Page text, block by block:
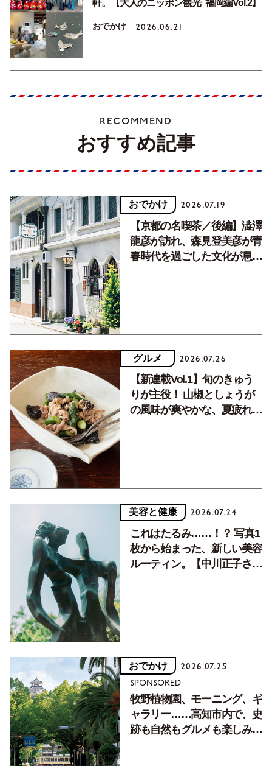
軒。【大人のニッポン観光_福岡編Vol.2】
おでかけ 2026.06.21
RECOMMEND
おすすめ記事
おでかけ 2026.07.19
【京都の名喫茶／後編】澁澤
龍彦が訪れ、森見登美彦が青
春時代を過ごした文化が息づ
グルメ 2026.07.26
【新連載Vol.1】旬のきゅう
りが主役！ 山椒としょうが
の風味が爽やかな、夏疲れを
美容と健康 2026.07.24
これはたるみ……！？ 写真1
枚から始まった、新しい美容
ルーティン。【中川正子さん
おでかけ 2026.07.25
SPONSORED
牧野植物園、モーニング、ギ
ャラリー……高知市内で、史
跡も自然もグルメも楽しみ尽